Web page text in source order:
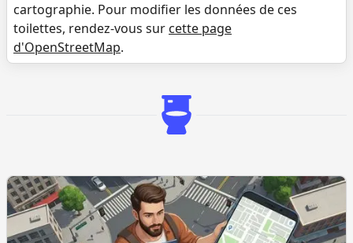
cartographie. Pour modifier les données de ces
toilettes, rendez-vous sur cette page
d'OpenStreetMap.